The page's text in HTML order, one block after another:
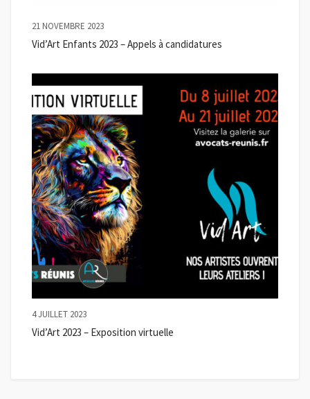
21 NOVEMBRE 2023
Vid’Art Enfants 2023 – Appels à candidatures
4 JUILLET 2023
Vid’Art 2023 – Exposition virtuelle